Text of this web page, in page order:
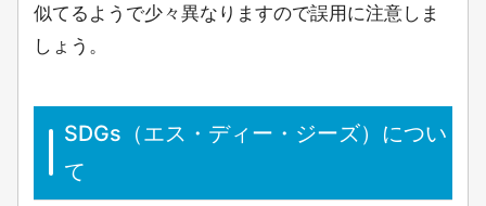
似てるようで少々異なりますので誤用に注意しま
しょう。
SDGs（エス・ディー・ジーズ）につい
て